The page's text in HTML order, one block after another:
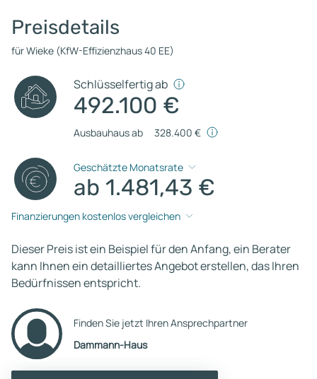
Preisdetails
für Wieke (KfW-Effizienzhaus 40 EE)
Schlüsselfertig ab
492.100 €
Ausbauhaus ab 328.400 €
Geschätzte Monatsrate
ab 1.481,43 €
Finanzierungen kostenlos vergleichen
Dieser Preis ist ein Beispiel für den Anfang, ein Berater
kann Ihnen ein detailliertes Angebot erstellen, das Ihren
Bedürfnissen entspricht.
Finden Sie jetzt Ihren Ansprechpartner
Dammann-Haus